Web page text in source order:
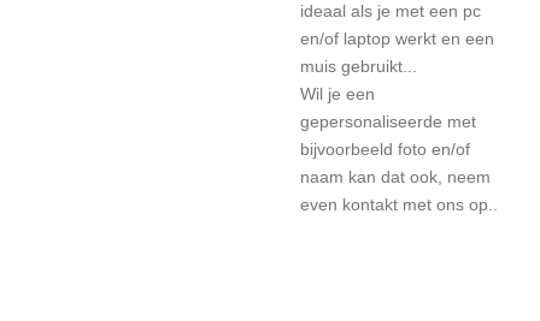
ideaal als je met een pc
en/of laptop werkt en een
muis gebruikt...
Wil je een
gepersonaliseerde met
bijvoorbeeld foto en/of
naam kan dat ook, neem
even kontakt met ons op..